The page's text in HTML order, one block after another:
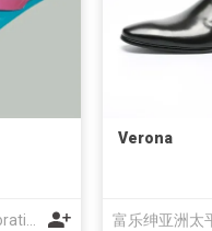
The Kornna Corporation Limited
Verona